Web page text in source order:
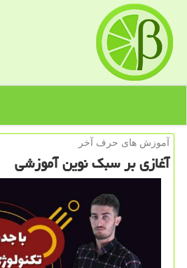
آموزش های حرف آخر
آغازی بر سبك نوین آموزشی